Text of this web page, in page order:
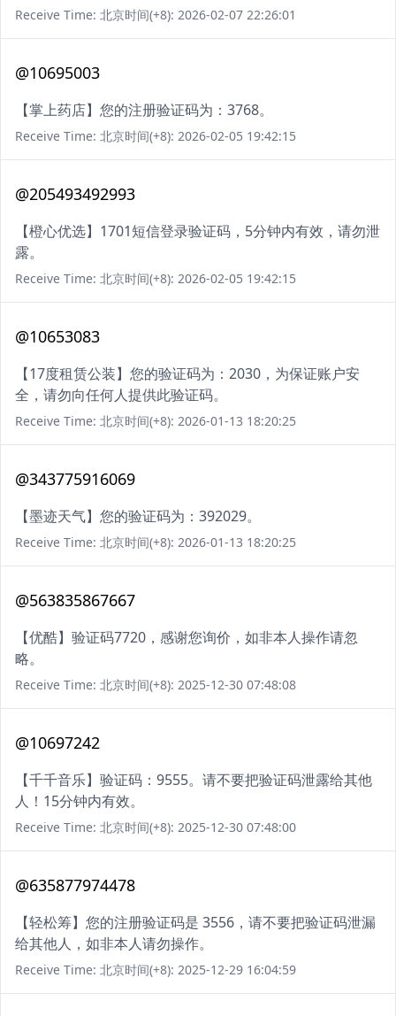
Receive Time: 北京时间(+8): 2026-02-07 22:26:01
@10695003
【掌上药店】您的注册验证码为：3768。
Receive Time: 北京时间(+8): 2026-02-05 19:42:15
@205493492993
【橙心优选】1701短信登录验证码，5分钟内有效，请勿泄
露。
Receive Time: 北京时间(+8): 2026-02-05 19:42:15
@10653083
【17度租赁公装】您的验证码为：2030，为保证账户安
全，请勿向任何人提供此验证码。
Receive Time: 北京时间(+8): 2026-01-13 18:20:25
@343775916069
【墨迹天气】您的验证码为：392029。
Receive Time: 北京时间(+8): 2026-01-13 18:20:25
@563835867667
【优酷】验证码7720，感谢您询价，如非本人操作请忽
略。
Receive Time: 北京时间(+8): 2025-12-30 07:48:08
@10697242
【千千音乐】验证码：9555。请不要把验证码泄露给其他
人！15分钟内有效。
Receive Time: 北京时间(+8): 2025-12-30 07:48:00
@635877974478
【轻松筹】您的注册验证码是 3556，请不要把验证码泄漏
给其他人，如非本人请勿操作。
Receive Time: 北京时间(+8): 2025-12-29 16:04:59